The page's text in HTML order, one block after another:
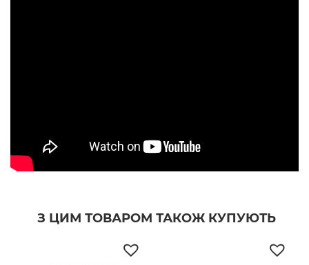
З ЦИМ ТОВАРОМ ТАКОЖ КУПУЮТЬ